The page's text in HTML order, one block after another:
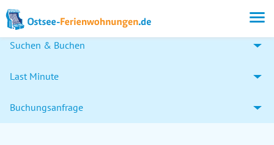
Suchen & Buchen
Last Minute
Buchungsanfrage